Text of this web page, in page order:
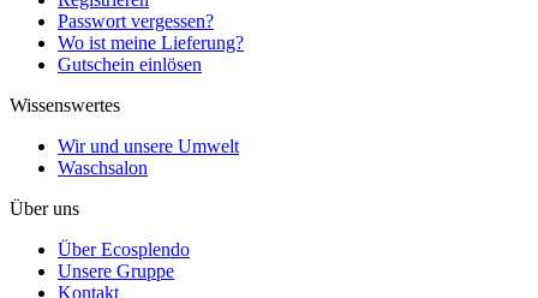
Passwort vergessen?
Wo ist meine Lieferung?
Gutschein einlösen
Wissenswertes
Wir und unsere Umwelt
Waschsalon
Über uns
Über Ecosplendo
Unsere Gruppe
Kontakt